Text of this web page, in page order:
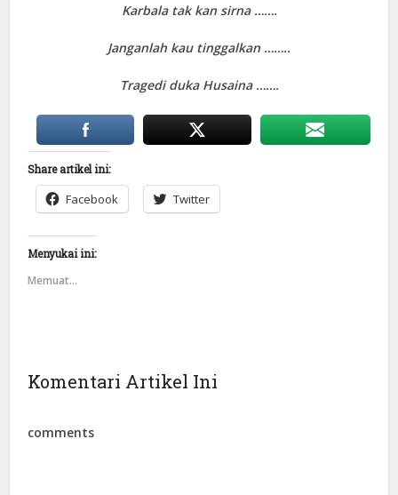
Karbala tak kan sirna …….
Janganlah kau tinggalkan ……..
Tragedi duka Husaina …….
Share artikel ini:
Facebook Twitter
Menyukai ini:
Memuat...
Komentari Artikel Ini
comments